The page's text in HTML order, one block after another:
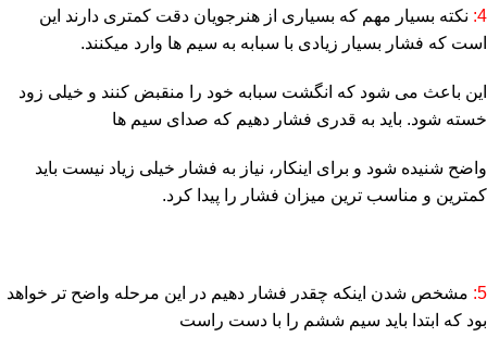
4: نکته بسیار مهم که بسیاری از هنرجویان دقت کمتری دارند این
است که فشار بسیار زیادی با سبابه به سیم ها وارد میکنند.
این باعث می شود که انگشت سبابه خود را منقبض کنند و خیلی زود
خسته شود. باید به قدری فشار دهیم که صدای سیم ها
واضح شنیده شود و برای اینکار، نیاز به فشار خیلی زیاد نیست باید
کمترین و مناسب ترین میزان فشار را پیدا کرد.
5: مشخص شدن اینکه چقدر فشار دهیم در این مرحله واضح تر خواهد
بود که ابتدا باید سیم ششم را با دست راست